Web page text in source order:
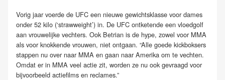
Vorig jaar voerde de UFC een nieuwe gewichtsklasse voor dames
onder 52 kilo (‘strawweight’) in. De UFC ontketende een vloedgolf
aan vrouwelijke vechters. Ook Betrian is de hype, zowel voor MMA
als voor knokkende vrouwen, niet ontgaan. “Alle goede kickboksers
stappen nu over naar MMA en gaan naar Amerika om te vechten.
Omdat er in MMA veel actie zit, worden ze nu ook gevraagd voor
bijvoorbeeld actiefilms en reclames.”